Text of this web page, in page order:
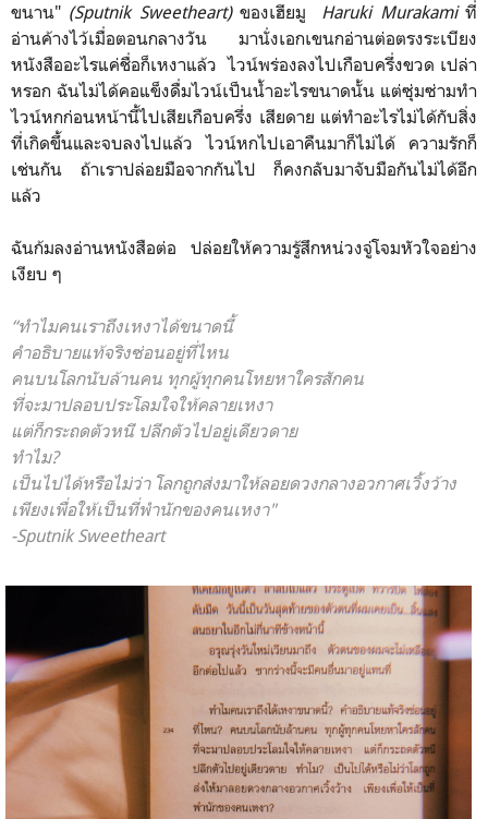
ขนาน" (Sputnik Sweetheart)ของเฮียมู Haruki Murakamiที่
อ่านค้างไว้เมื่อตอนกลางวัน มานั่งเอกเขนกอ่านต่อตรงระเบียง
หนังสืออะไรแค่ชื่อก็เหงาแล้ว ไวน์พร่องลงไปเกือบครึ่งขวด เปล่า
หรอก ฉันไม่ได้คอแข็งดื่มไวน์เป็นน้ำอะไรขนาดนั้น แต่ซุ่มซ่ามทำ
ไวน์หกก่อนหน้านี้ไปเสียเกือบครึ่ง เสียดาย แต่ทำอะไรไม่ได้กับสิ่ง
ที่เกิดขึ้นและจบลงไปแล้ว ไวน์หกไปเอาคืนมาก็ไม่ได้ ความรักก็
เช่นกัน ถ้าเราปล่อยมือจากกันไป ก็คงกลับมาจับมือกันไม่ได้อีก
แล้ว
ฉันก้มลงอ่านหนังสือต่อ ปล่อยให้ความรู้สึกหน่วงจู่โจมหัวใจอย่าง
เงียบ ๆ
“ทำไมคนเราถึงเหงาได้ขนาดนี้
คำอธิบายแท้จริงซ่อนอยู่ที่ไหน
คนบนโลกนับล้านคน ทุกผู้ทุกคนโหยหาใครสักคน
ที่จะมาปลอบประโลมใจให้คลายเหงา
แต่ก็กระถดตัวหนี ปลีกตัวไปอยู่เดียวดาย
ทำไม?
เป็นไปได้หรือไม่ว่า โลกถูกส่งมาให้ลอยดวงกลางอวกาศเวิ้งว้าง
เพียงเพื่อให้เป็นที่พำนักของคนเหงา"
-Sputnik Sweetheart